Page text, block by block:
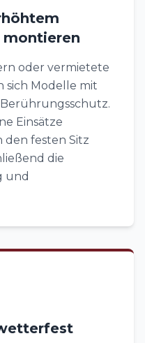
montieren
oder vermietete
Modelle mit
Einsätze
festen Sitz
die
und